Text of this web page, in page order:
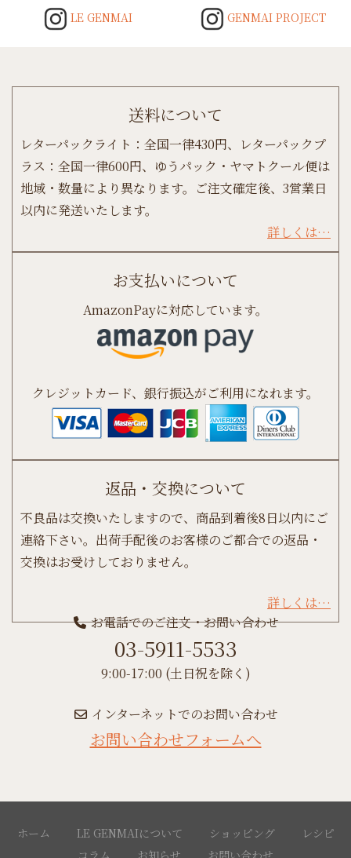
LE GENMAI GENMAI PROJECT
送料について
レターパックライト：全国一律430円、レターパックプ
ラス：全国一律600円、ゆうパック・ヤマトクール便は
地域・数量により異なります。ご注文確定後、3営業日
以内に発送いたします。
詳しくは…
お支払いについて
AmazonPayに対応しています。
クレジットカード、銀行振込がご利用になれます。
返品・交換について
不良品は交換いたしますので、商品到着後8日以内にご
連絡下さい。出荷手配後のお客様のご都合での返品・
交換はお受けしておりません。
詳しくは…
お電話でのご注文・お問い合わせ
03-5911-5533
9:00-17:00 (土日祝を除く)
インターネットでのお問い合わせ
お問い合わせフォームへ
ホーム LE GENMAIについて ショッピング
レシピ
コラム
お知らせ お問い合わせ